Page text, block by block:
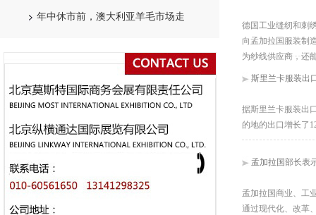
年中休市前，澳大利亚羊毛市场走
德国工业缝纫和刺
向孟加拉国服装制
为纱线供应商，还
斯里兰卡服装出
据斯里兰卡服装出
的地的出口增长了
孟加拉国部长表
孟加拉国商业、工
通过现代化、改革